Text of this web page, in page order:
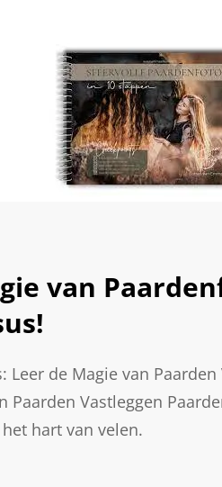
van
Leer de Magie van
Paarden Vastleggen
hart van velen.